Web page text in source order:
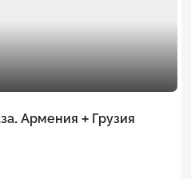
Райские уголки Кавказа. Армения + Грузия